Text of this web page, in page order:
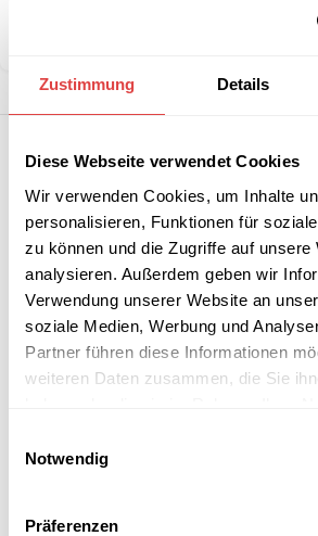
Zustimmung Details
Diese Webseite verwendet Cookies
Wir verwenden Cookies, um Inhalte
personalisieren, Funktionen für
zu können und die Zugriffe auf unsere
analysieren. Außerdem geben wir
Verwendung unserer Website an
soziale Medien, Werbung und
Partner führen diese Informationen
weiteren Daten zusammen, die Sie
Notwendig
Präferenzen